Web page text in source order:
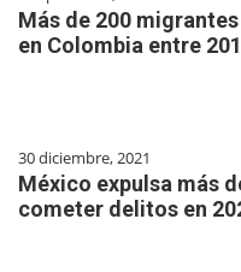
Más de 200
en Colombia entre
30 diciembre, 2021
México expulsa más
cometer delitos en